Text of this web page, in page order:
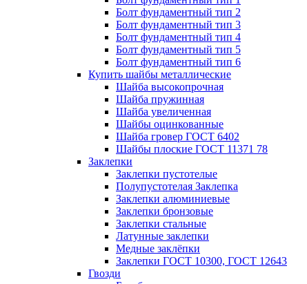
Болт фундаментный тип 2
Болт фундаментный тип 3
Болт фундаментный тип 4
Болт фундаментный тип 5
Болт фундаментный тип 6
Купить шайбы металлические
Шайба высокопрочная
Шайба пружинная
Шайба увеличенная
Шайбы оцинкованные
Шайба гровер ГОСТ 6402
Шайбы плоские ГОСТ 11371 78
Заклепки
Заклепки пустотелые
Полупустотелая Заклепка
Заклепки алюминиевые
Заклепки бронзовые
Заклепки стальные
Латунные заклепки
Медные заклёпки
Заклепки ГОСТ 10300, ГОСТ 12643
Гвозди